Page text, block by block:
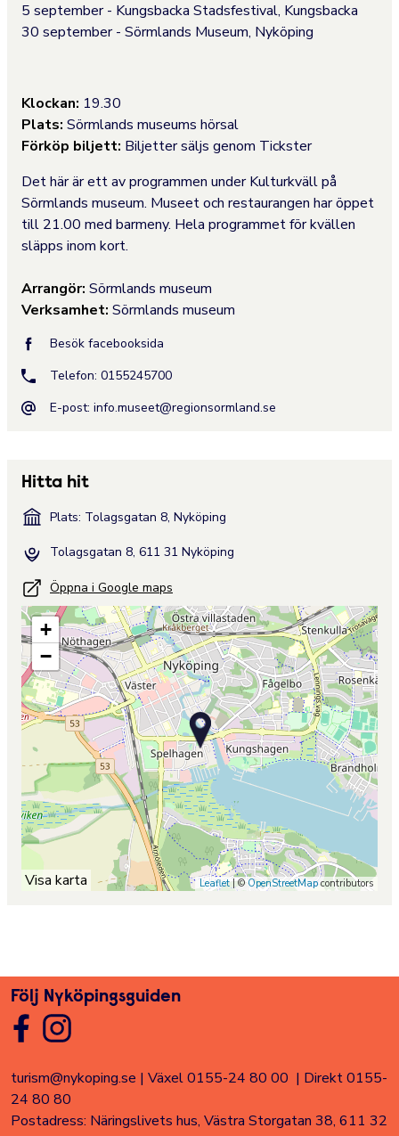
5 september - Kungsbacka Stadsfestival, Kungsbacka
30 september - Sörmlands Museum, Nyköping
Klockan: 19.30
Plats: Sörmlands museums hörsal
Förköp biljett: Biljetter säljs genom Tickster
Det här är ett av programmen under Kulturkväll på
Sörmlands museum. Museet och restaurangen har öppet
till 21.00 med barmeny. Hela programmet för kvällen
släpps inom kort.
Arrangör: Sörmlands museum
Verksamhet: Sörmlands museum
Besök facebooksida
Telefon: 0155245700
E-post: info.museet@regionsormland.se
Hitta hit
Plats: Tolagsgatan 8, Nyköping
Tolagsgatan 8, 611 31 Nyköping
Öppna i Google maps
+
−
Leaflet| ©OpenStreetMapcontributors
Visa karta
Följ Nyköpingsguiden
turism@nykoping.se | Växel 0155-24 80 00 | Direkt 0155-
24 80 80
Postadress: Näringslivets hus, Västra Storgatan 38, 611 32